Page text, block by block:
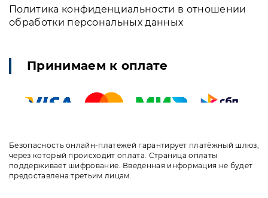
Политика конфиденциальности в отношении
обработки персональных данных
Принимаем к оплате
Безопасность онлайн-платежей гарантирует платёжный шлюз,
через который происходит оплата. Страница оплаты
поддерживает шифрование. Введенная информация не будет
предоставлена третьим лицам.